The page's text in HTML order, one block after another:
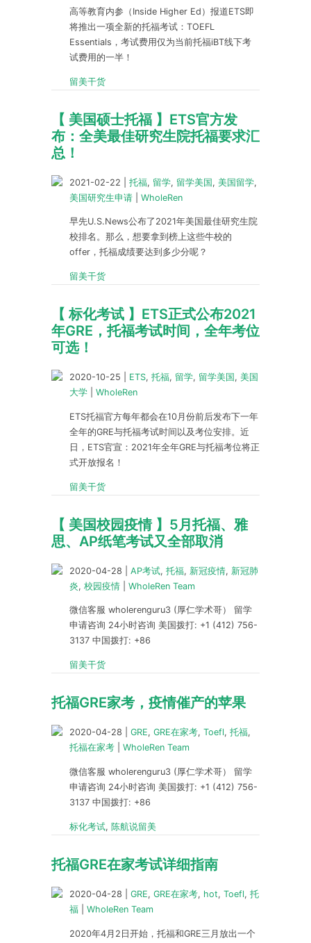
高等教育内参（Inside Higher Ed）报道ETS即
将推出一项全新的托福考试：TOEFL
Essentials，考试费用仅为当前托福iBT线下考
试费用的一半！
留美干货
【 美国硕士托福 】ETS官方发
布：全美最佳研究生院托福要求汇
总！
2021-02-22 托福, 留学, 留学美国, 美国留学,
美国研究生申请
WholeRen
早先U.S.News公布了2021年美国最佳研究生院
校排名。那么，想要拿到榜上这些牛校的
offer，托福成绩要达到多少分呢？
留美干货
【 标化考试 】ETS正式公布2021
年GRE，托福考试时间，全年考位
可选！
2020-10-25 ETS, 托福, 留学, 留学美国 , 美国
大学
WholeRen
ETS托福官方每年都会在10月份前后发布下一年
全年的GRE与托福考试时间以及考位安排。近
日，ETS官宣：2021年全年GRE与托福考位将正
式开放报名！
留美干货
【 美国校园疫情 】5月托福、雅
思、AP纸笔考试又全部取消
2020-04-28 AP考试, 托福, 新冠疫情, 新冠肺
炎, 校园疫情 WholeRen Team
微信客服 wholerenguru3 (厚仁学术哥） 留学
申请咨询 24小时咨询 美国拨打: +1 (412) 756-
3137 中国拨打: +86
留美干货
托福GRE家考，疫情催产的苹果
2020-04-28 GRE, GRE在家考, Toefl, 托福,
托福在家考
WholeRen Team
微信客服 wholerenguru3 (厚仁学术哥） 留学
申请咨询 24小时咨询 美国拨打: +1 (412) 756-
3137 中国拨打: +86
标化考试, 陈航说留美
托福GRE在家考试详细指南
2020-04-28 GRE, GRE在家考, hot, Toefl, 托
福
WholeRen Team
2020年4月2日开始，托福和GRE三月放出一个